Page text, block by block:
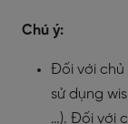
Chú ý:
Đối với chủ
sử dụng
…). Đối với